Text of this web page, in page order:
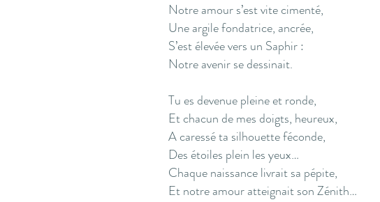
Notre amour s’est vite cimenté,
Une argile fondatrice, ancrée,
S’est élevée vers un Saphir :
Notre avenir se dessinait.
Tu es devenue pleine et ronde,
Et chacun de mes doigts, heureux,
A caressé ta silhouette féconde,
Des étoiles plein les yeux…
Chaque naissance livrait sa pépite,
Et notre amour atteignait son Zénith…